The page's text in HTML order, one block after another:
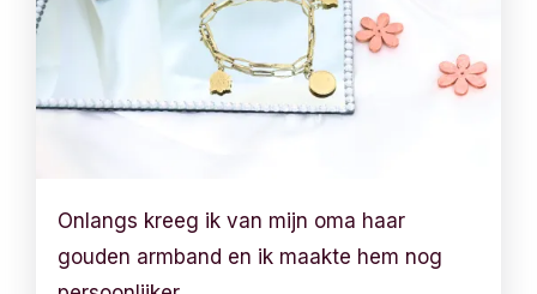
Onlangs kreeg ik van mijn oma haar
gouden armband en ik maakte hem nog